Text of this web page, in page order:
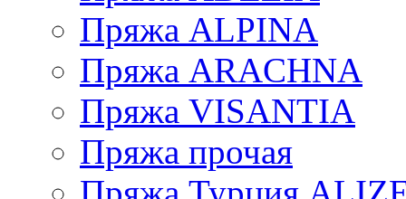
Пряжа ALPINA
Пряжа ARACHNA
Пряжа VISANTIA
Пряжа прочая